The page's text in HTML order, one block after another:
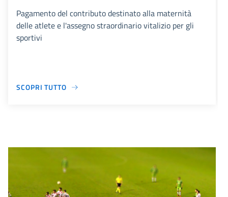
Pagamento del contributo destinato alla maternità
delle atlete e l'assegno straordinario vitalizio per gli
sportivi
SCOPRI TUTTO